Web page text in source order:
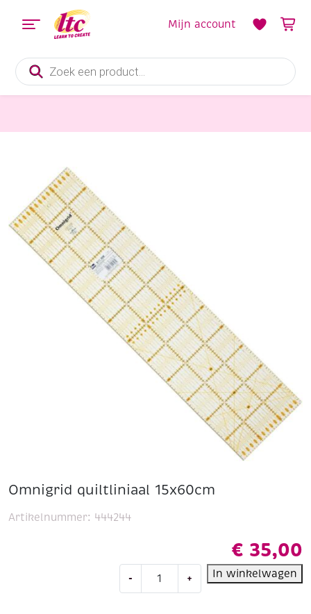
Producten
zoeken
Mijn account
Omnigrid quiltliniaal 15x60cm
€ 35,00
-
quiltliniaal
+ In winkelwagen
Artikelnummer: 444244